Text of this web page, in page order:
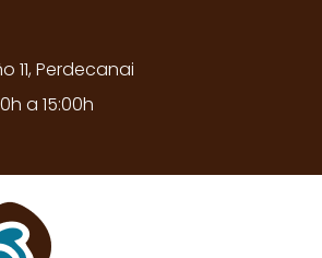
11, Perdecanai
a 15:00h